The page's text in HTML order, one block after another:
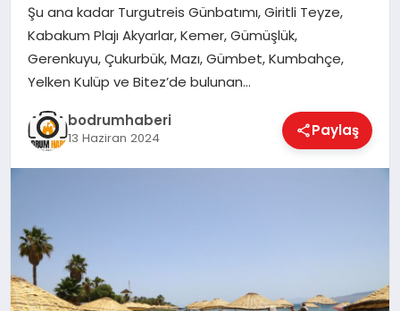
YAŞAM
SPOR
☰
Şu ana kadar Turgutreis Günbatımı, Giritli Teyze,
Kabakum Plajı Akyarlar, Kemer, Gümüşlük,
Gerenkuyu, Çukurbük, Mazı, Gümbet, Kumbahçe,
Yelken Kulüp ve Bitez’de bulunan…
bodrumhaberi
13 Haziran 2024 Paylaş